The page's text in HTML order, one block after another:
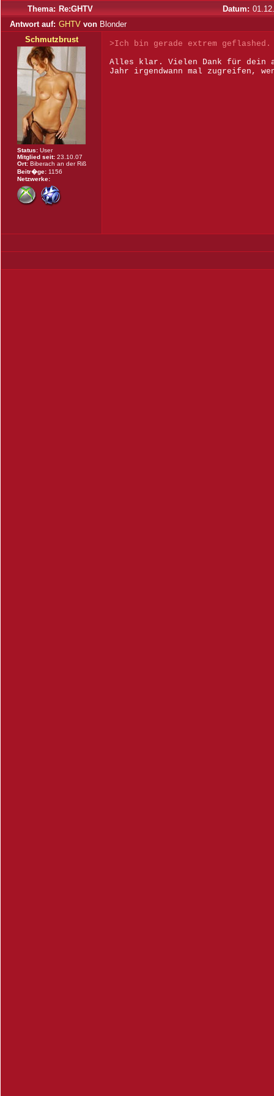
Thema: Re:GHTV Datum:
Antwort auf: GHTV von Blonder
Schmutzbrust
Status: User
Mitglied seit: 23.10.07
Ort: Biberach an der Riß
Beitr�ge: 1156
Netzwerke:
>Ich bin gerade extrem geflashed.
Alles klar. Vielen Dank für dein
Jahr irgendwann mal zugreifen,